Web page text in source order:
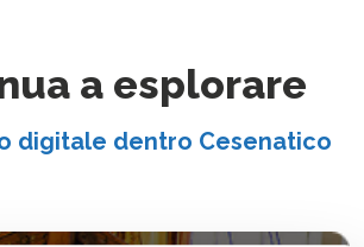
a esplorare
digitale dentro Cesenatico